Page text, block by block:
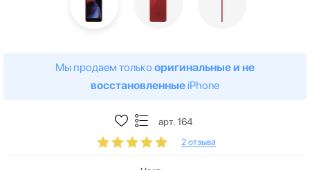
Мы продаем только оригинальные и не
восстановленные iPhone
арт. 164
2 отзыва